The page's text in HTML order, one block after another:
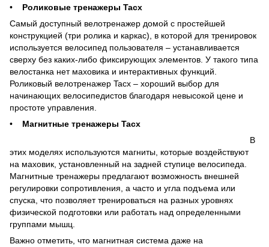
• Роликовые тренажеры Tacx
Самый доступный велотренажер домой с простейшей
конструкцией (три ролика и каркас), в которой для тренировок
используется велосипед пользователя – устанавливается
сверху без каких-либо фиксирующих элементов. У такого типа
велостанка нет маховика и интерактивных функций.
Роликовый велотренажер Tacx – хороший выбор для
начинающих велосипедистов благодаря невысокой цене и
простоте управления.
• Магнитные тренажеры Tacx
В
этих моделях используются магниты, которые воздействуют
на маховик, установленный на задней ступице велосипеда.
Магнитные тренажеры предлагают возможность внешней
регулировки сопротивления, а часто и угла подъема или
спуска, что позволяет тренироваться на разных уровнях
физической подготовки или работать над определенными
группами мышц.
Важно отметить, что магнитная система даже на